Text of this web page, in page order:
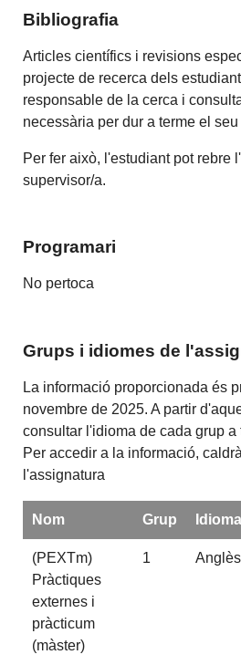
Bibliografia
Articles científics i revisions
projecte de recerca dels
responsable de la cerca i
necessària per dur a terme el
Per fer això, l'estudiant pot rebre
supervisor/a.
Programari
No pertoca
Grups i idiomes de
La informació proporcionada és
novembre de 2025. A partir
consultar l'idioma de cada grup a
Per accedir a la informació,
l'assignatura
Nom Grup Idioma
(PEXTm)
Pràctiques
externes i
pràcticum
(màster)
1 Anglès